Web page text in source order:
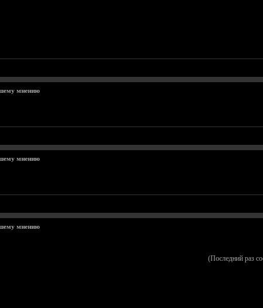
мнению
мнению
мнению
(Последний раз